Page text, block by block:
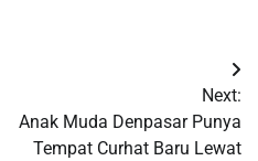
Next:
Anak Muda Denpasar Punya
Tempat Curhat Baru Lewat